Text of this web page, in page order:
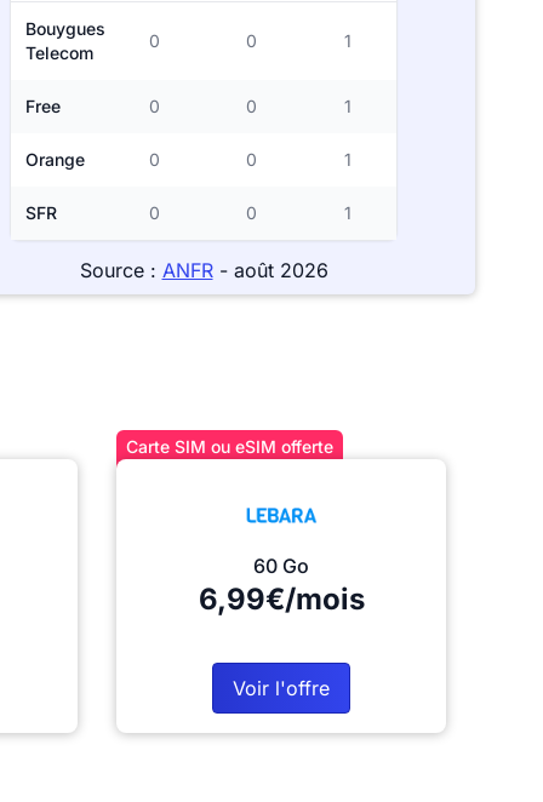
Bouygues
Telecom
0 0 1
Free 0 0 1
Orange 0 0 1
SFR 0 0 1
Source : ANFR- août 2026
Carte SIM ou eSIM offerte
60 Go
6,99€/mois
Voir l'offre